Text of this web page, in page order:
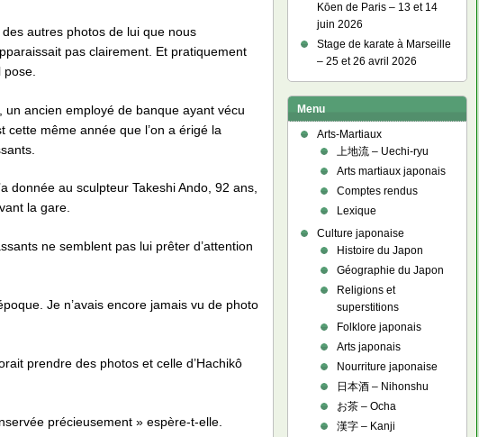
autres photos de lui que nous
pas clairement. Et pratiquement
ancien employé de banque ayant vécu
cette même année que l’on a érigé la
donnée au sculpteur Takeshi Ando, 92 ans,
la gare.
ne semblent pas lui prêter d’attention
Je n’avais encore jamais vu de photo
prendre des photos et celle d’Hachikô
précieusement » espère-t-elle.
Kōen de Paris – 13 et 14
juin 2026
Stage de karate à Marseille
– 25 et 26 avril 2026
Menu
Arts-Martiaux
上地流 – Uechi-ryu
Arts martiaux japonais
Comptes rendus
Lexique
Culture japonaise
Histoire du Japon
Géographie du Japon
Religions et
superstitions
Folklore japonais
Arts japonais
Nourriture japonaise
日本酒 – Nihonshu
お茶 – Ocha
漢字 – Kanji